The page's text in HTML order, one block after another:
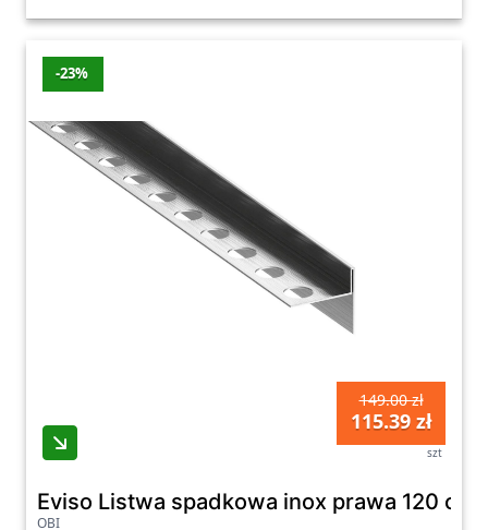
-23%
149.00 zł
115.39 zł
szt
Eviso Listwa spadkowa inox prawa 120 cm
OBI